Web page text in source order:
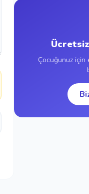
Ücretsiz
Çocuğunuz